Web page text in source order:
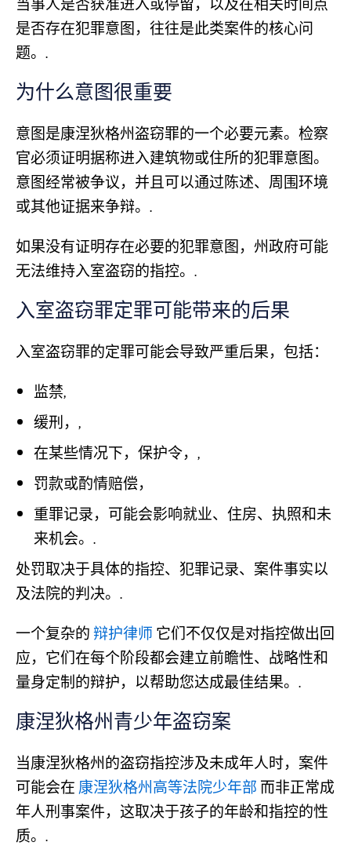
当事人是否获准进入或停留，以及在相关时间点
是否存在犯罪意图，往往是此类案件的核心问
题。.
为什么意图很重要
意图是康涅狄格州盗窃罪的一个必要元素。检察
官必须证明据称进入建筑物或住所的犯罪意图。
意图经常被争议，并且可以通过陈述、周围环境
或其他证据来争辩。.
如果没有证明存在必要的犯罪意图，州政府可能
无法维持入室盗窃的指控。.
入室盗窃罪定罪可能带来的后果
入室盗窃罪的定罪可能会导致严重后果，包括：
监禁,
缓刑，,
在某些情况下，保护令，,
罚款或酌情赔偿，
重罪记录，可能会影响就业、住房、执照和未
来机会。.
处罚取决于具体的指控、犯罪记录、案件事实以
及法院的判决。.
一个复杂的辩护律师它们不仅仅是对指控做出回
应，它们在每个阶段都会建立前瞻性、战略性和
量身定制的辩护，以帮助您达成最佳结果。.
康涅狄格州青少年盗窃案
当康涅狄格州的盗窃指控涉及未成年人时，案件
可能会在康涅狄格州高等法院少年部而非正常成
年人刑事案件，这取决于孩子的年龄和指控的性
质。.